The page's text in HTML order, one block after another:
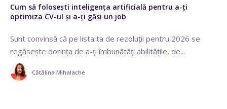
Cum să folosești inteligența artificială pentru a-ți
optimiza CV-ul și a-ți găsi un job
Sunt convinsă că pe lista ta de rezoluții pentru 2026 se
regăsește dorința de a-ți îmbunătăți abilitățile, de...
Cătălina Mihalache